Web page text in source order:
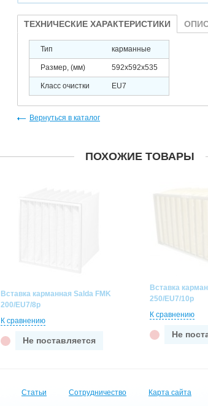
ТЕХНИЧЕСКИЕ ХАРАКТЕРИСТИКИ
Тип карманные
Размер, (мм) 592x592x535
Класс очистки EU7
Вернуться в каталог
ПОХОЖИЕ ТОВАРЫ
Вставка карманная Salda FMK
200/EU7/8p
К сравнению
Не поставляется
Вставка
250/EU7/10p
К сравнению
Не
Статьи Сотрудничество Карта сайта